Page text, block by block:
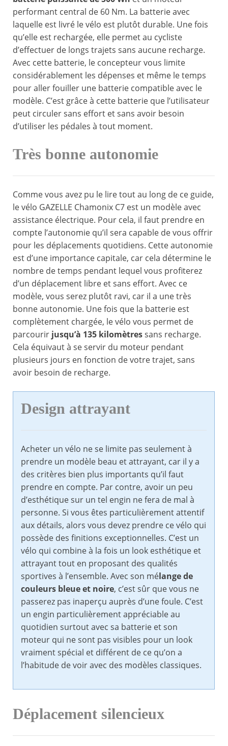
performant central de 60 Nm. La batterie avec
laquelle est livré le vélo est plutôt durable. Une fois
qu’elle est rechargée, elle permet au cycliste
d’effectuer de longs trajets sans aucune recharge.
Avec cette batterie, le concepteur vous limite
considérablement les dépenses et même le temps
pour aller fouiller une batterie compatible avec le
modèle. C’est grâce à cette batterie que l’utilisateur
peut circuler sans effort et sans avoir besoin
d’utiliser les pédales à tout moment.
Très bonne autonomie
Comme vous avez pu le lire tout au long de ce guide,
le vélo GAZELLE Chamonix C7 est un modèle avec
assistance électrique. Pour cela, il faut prendre en
compte l’autonomie qu’il sera capable de vous offrir
pour les déplacements quotidiens. Cette autonomie
est d’une importance capitale, car cela détermine le
nombre de temps pendant lequel vous profiterez
d’un déplacement libre et sans effort. Avec ce
modèle, vous serez plutôt ravi, car il a une très
bonne autonomie. Une fois que la batterie est
complètement chargée, le vélo vous permet de
parcourir jusqu’à 135 kilomètressans recharge.
Cela équivaut à se servir du moteur pendant
plusieurs jours en fonction de votre trajet, sans
avoir besoin de recharge.
Design attrayant
Acheter un vélo ne se limite pas seulement à
prendre un modèle beau et attrayant, car il y a
des critères bien plus importants qu’il faut
prendre en compte. Par contre, avoir un peu
d’esthétique sur un tel engin ne fera de mal à
personne. Si vous êtes particulièrement attentif
aux détails, alors vous devez prendre ce vélo qui
possède des finitions exceptionnelles. C’est un
vélo qui combine à la fois un look esthétique et
attrayant tout en proposant des qualités
sportives à l’ensemble. Avec son mélange de
couleurs bleue et noire, c’est sûr que vous ne
passerez pas inaperçu auprès d’une foule. C’est
un engin particulièrement appréciable au
quotidien surtout avec sa batterie et son
moteur qui ne sont pas visibles pour un look
vraiment spécial et différent de ce qu’on a
l’habitude de voir avec des modèles classiques.
Déplacement silencieux